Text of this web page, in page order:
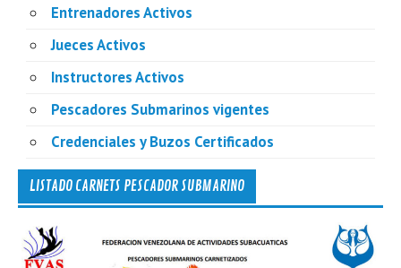
Entrenadores Activos
Jueces Activos
Instructores Activos
Pescadores Submarinos vigentes
Credenciales y Buzos Certificados
LISTADO CARNETS PESCADOR SUBMARINO